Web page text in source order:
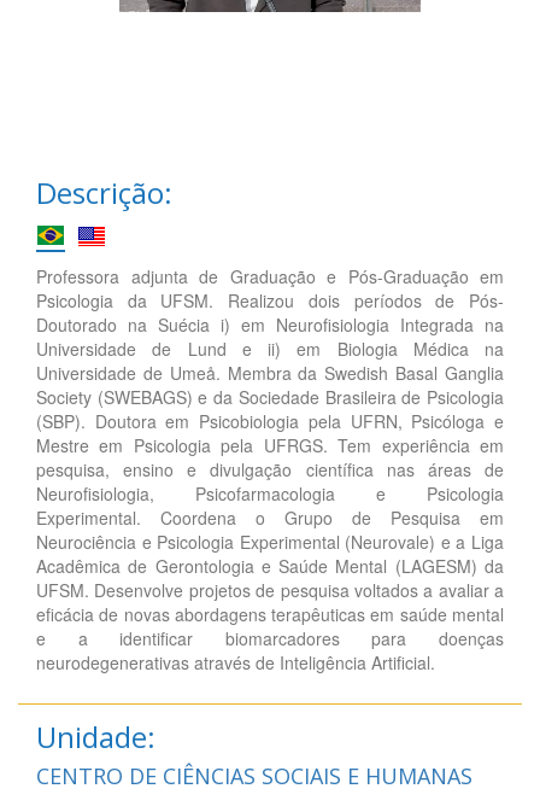
Descrição:
Professora adjunta de Graduação e Pós-Graduação em
Psicologia da UFSM. Realizou dois períodos de Pós-
Doutorado na Suécia i) em Neurofisiologia Integrada na
Universidade de Lund e ii) em Biologia Médica na
Universidade de Umeå. Membra da Swedish Basal Ganglia
Society (SWEBAGS) e da Sociedade Brasileira de Psicologia
(SBP). Doutora em Psicobiologia pela UFRN, Psicóloga e
Mestre em Psicologia pela UFRGS. Tem experiência em
pesquisa, ensino e divulgação científica nas áreas de
Neurofisiologia, Psicofarmacologia e Psicologia
Experimental. Coordena o Grupo de Pesquisa em
Neurociência e Psicologia Experimental (Neurovale) e a Liga
Acadêmica de Gerontologia e Saúde Mental (LAGESM) da
UFSM. Desenvolve projetos de pesquisa voltados a avaliar a
eficácia de novas abordagens terapêuticas em saúde mental
e a identificar biomarcadores para doenças
neurodegenerativas através de Inteligência Artificial.
Unidade:
CENTRO DE CIÊNCIAS SOCIAIS E HUMANAS